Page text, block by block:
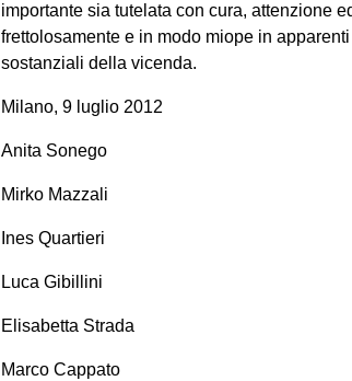
importante sia tutelata con cura, attenzione
frettolosamente e in modo miope in
sostanziali della vicenda.
Milano, 9 luglio 2012
Anita Sonego
Mirko Mazzali
Ines Quartieri
Luca Gibillini
Elisabetta Strada
Marco Cappato